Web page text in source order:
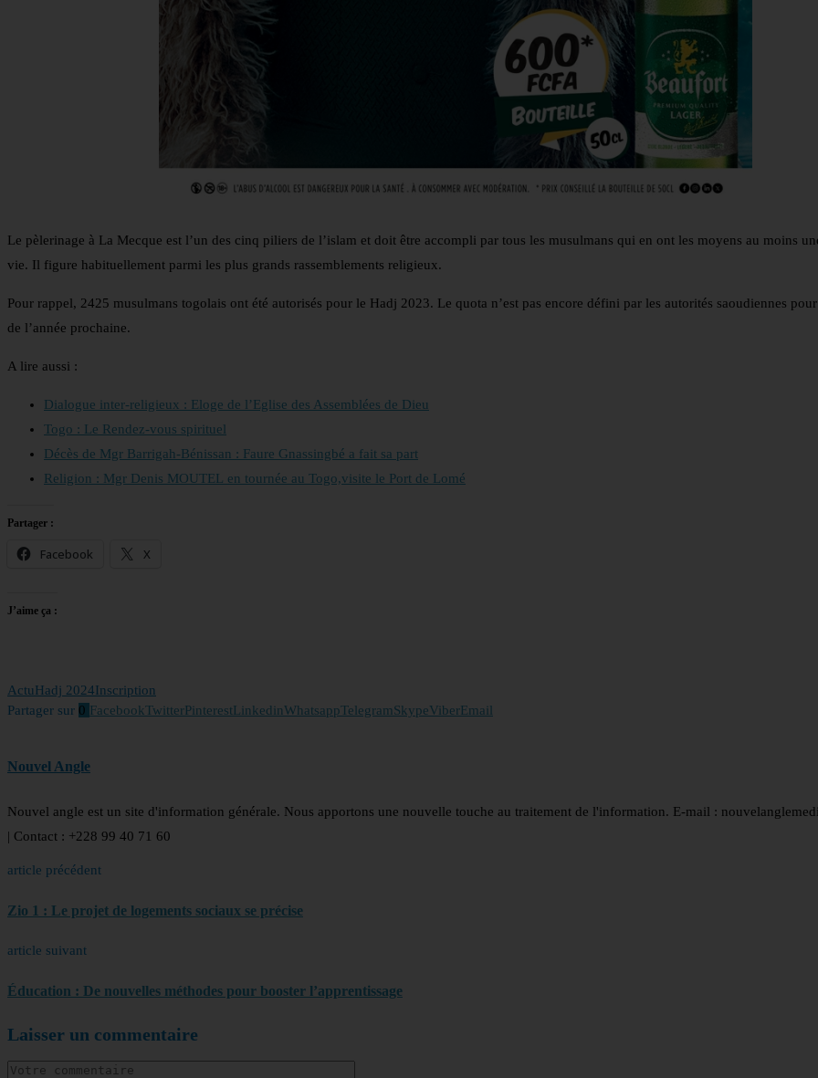
Le pèlerinage à La Mecque est l’un des cinq piliers de l’islam et doit être accompli par tous les musulmans qui en ont les moyens au moins
vie. Il figure habituellement parmi les plus grands rassemblements religieux.
Pour rappel, 2425 musulmans togolais ont été autorisés pour le Hadj 2023. Le quota n’est pas encore défini par les autorités saoudiennes
de l’année prochaine.
A lire aussi :
Dialogue inter-religieux : Eloge de l’Eglise des Assemblées de Dieu
Togo : Le Rendez-vous spirituel
Décès de Mgr Barrigah-Bénissan : Faure Gnassingbé a fait sa part
Religion : Mgr Denis MOUTEL en tournée au Togo,visite le Port de Lomé
Partager :
Facebook X
J’aime ça :
ActuHadj 2024Inscription
Partager sur 0 FacebookTwitterPinterestLinkedinWhatsappTelegramSkypeViberEmail
Nouvel Angle
Nouvel angle est un site d'information générale. Nous apportons une nouvelle touche au traitement de l'information. E-mail :
| Contact : +228 99 40 71 60
article précédent
Zio 1 : Le projet de logements sociaux se précise
article suivant
Éducation : De nouvelles méthodes pour booster l’apprentissage
Laisser un commentaire